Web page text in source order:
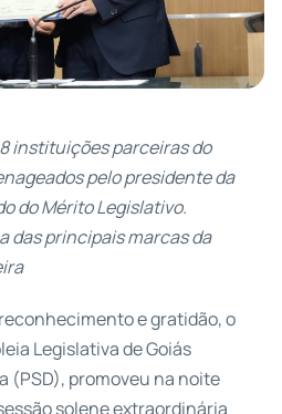
instituições parceiras do
pelo presidente da
do Mérito Legislativo.
das principais marcas da
e gratidão, o
Legislativa de Goiás
(PSD), promoveu na noite
solene extraordinária